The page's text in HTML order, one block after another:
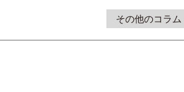
その他のコラム